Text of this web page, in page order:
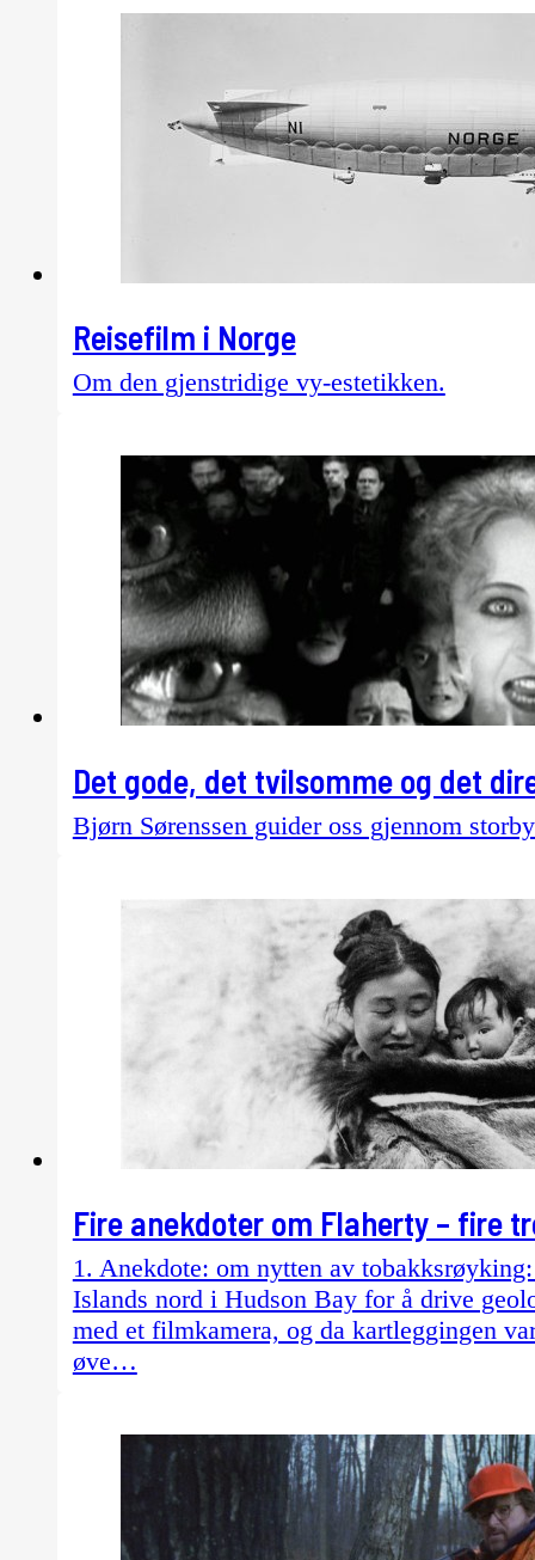
Reisefilm i Norge
Om den gjenstridige vy-estetikken.
Det gode, det tvilsomme og det
Bjørn Sørenssen guider oss gjennom
Fire anekdoter om Flaherty – fire
1. Anekdote: om nytten av
Islands nord i Hudson Bay for å drive
med et filmkamera, og da kartleggingen
øve…